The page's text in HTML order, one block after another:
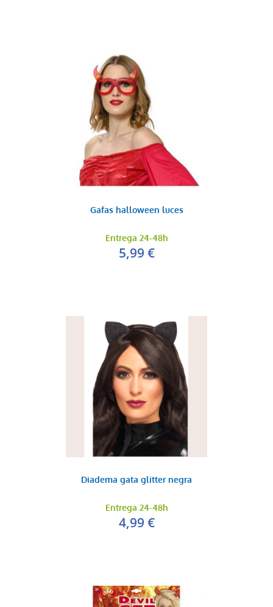
Gafas halloween luces
Entrega 24-48h
5,99 €
Diadema gata glitter negra
Entrega 24-48h
4,99 €